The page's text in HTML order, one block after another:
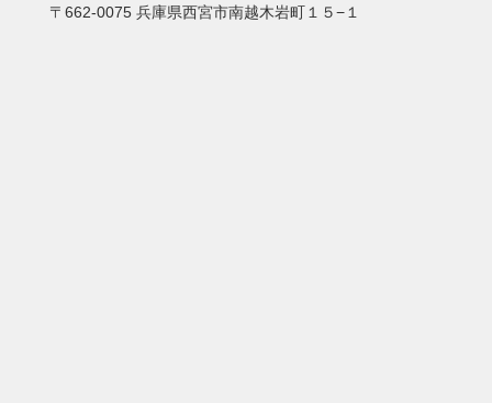
〒662-0075 兵庫県西宮市南越木岩町１５−１